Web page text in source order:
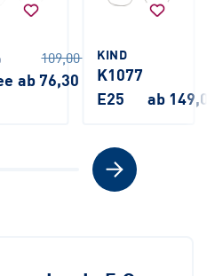
109,00 €
ab 76,30 €
KIND
K1077
E25
ab